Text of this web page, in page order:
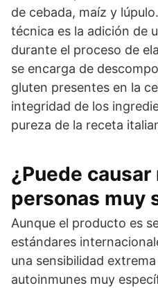
de cebada, maíz y
técnica es la adición de
durante el proceso de
se encarga de
gluten presentes en la
integridad de los
pureza de la receta
¿Puede
personas muy
Aunque el producto es
estándares
una sensibilidad
autoinmunes muy